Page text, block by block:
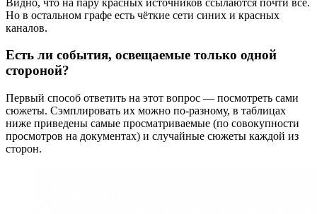
Но в остальном графе есть чёткие сети синих и красных
каналов.
Есть ли события, освещаемые только одной
стороной?
Первый способ ответить на этот вопрос — посмотреть сами
сюжеты. Сэмплировать их можно по-разному, в таблицах
ниже приведены самые просматриваемые (по совокупности
просмотров на документах) и случайные сюжеты каждой из
сторон.